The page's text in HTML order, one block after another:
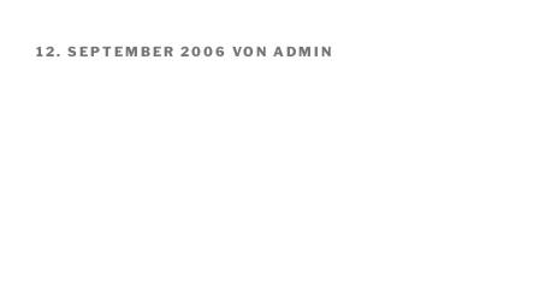
VERÖFFENTLICHT
12. SEPTEMBER 2006 VON ADMIN